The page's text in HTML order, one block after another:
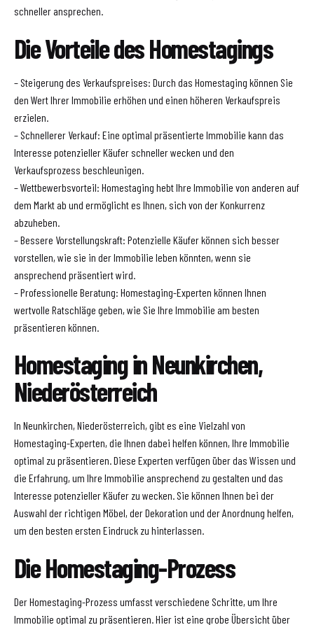
schneller ansprechen.
Die Vorteile des Homestagings
– Steigerung des Verkaufspreises: Durch das Homestaging können Sie
den Wert Ihrer Immobilie erhöhen und einen höheren Verkaufspreis
erzielen.
– Schnellerer Verkauf: Eine optimal präsentierte Immobilie kann das
Interesse potenzieller Käufer schneller wecken und den
Verkaufsprozess beschleunigen.
– Wettbewerbsvorteil: Homestaging hebt Ihre Immobilie von anderen auf
dem Markt ab und ermöglicht es Ihnen, sich von der Konkurrenz
abzuheben.
– Bessere Vorstellungskraft: Potenzielle Käufer können sich besser
vorstellen, wie sie in der Immobilie leben könnten, wenn sie
ansprechend präsentiert wird.
– Professionelle Beratung: Homestaging-Experten können Ihnen
wertvolle Ratschläge geben, wie Sie Ihre Immobilie am besten
präsentieren können.
Homestaging in Neunkirchen,
Niederösterreich
In Neunkirchen, Niederösterreich, gibt es eine Vielzahl von
Homestaging-Experten, die Ihnen dabei helfen können, Ihre Immobilie
optimal zu präsentieren. Diese Experten verfügen über das Wissen und
die Erfahrung, um Ihre Immobilie ansprechend zu gestalten und das
Interesse potenzieller Käufer zu wecken. Sie können Ihnen bei der
Auswahl der richtigen Möbel, der Dekoration und der Anordnung helfen,
um den besten ersten Eindruck zu hinterlassen.
Die Homestaging-Prozess
Der Homestaging-Prozess umfasst verschiedene Schritte, um Ihre
Immobilie optimal zu präsentieren. Hier ist eine grobe Übersicht über